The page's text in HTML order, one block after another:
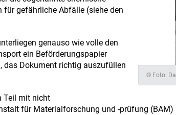
© Foto:
gefährliche Abfälle (siehe den
genauso wie volle den
ein Beförderungspapier
das Dokument richtig auszufüllen
Teil mit nicht
für Materialforschung und -prüfung